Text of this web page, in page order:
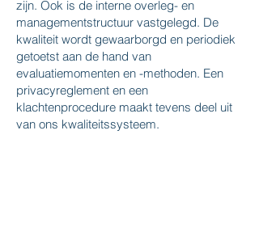
zijn. Ook is de interne overleg- en
managementstructuur vastgelegd. De
kwaliteit wordt gewaarborgd en periodiek
getoetst aan de hand van
evaluatiemomenten en -methoden. Een
privacyreglement en een
klachtenprocedure maakt tevens deel uit
van ons kwaliteitssysteem.